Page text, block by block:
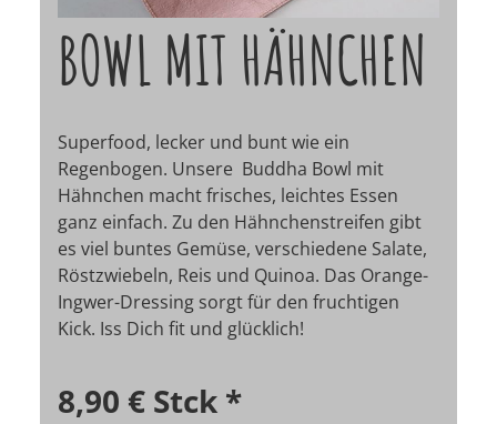
BOWL MIT HÄHNCHEN
Superfood, lecker und bunt wie ein
Regenbogen. Unsere Buddha Bowl mit
Hähnchen macht frisches, leichtes Essen
ganz einfach. Zu den Hähnchenstreifen gibt
es viel buntes Gemüse, verschiedene Salate,
Röstzwiebeln, Reis und Quinoa. Das Orange-
Ingwer-Dressing sorgt für den fruchtigen
Kick. Iss Dich fit und glücklich!
8,90 € Stck *